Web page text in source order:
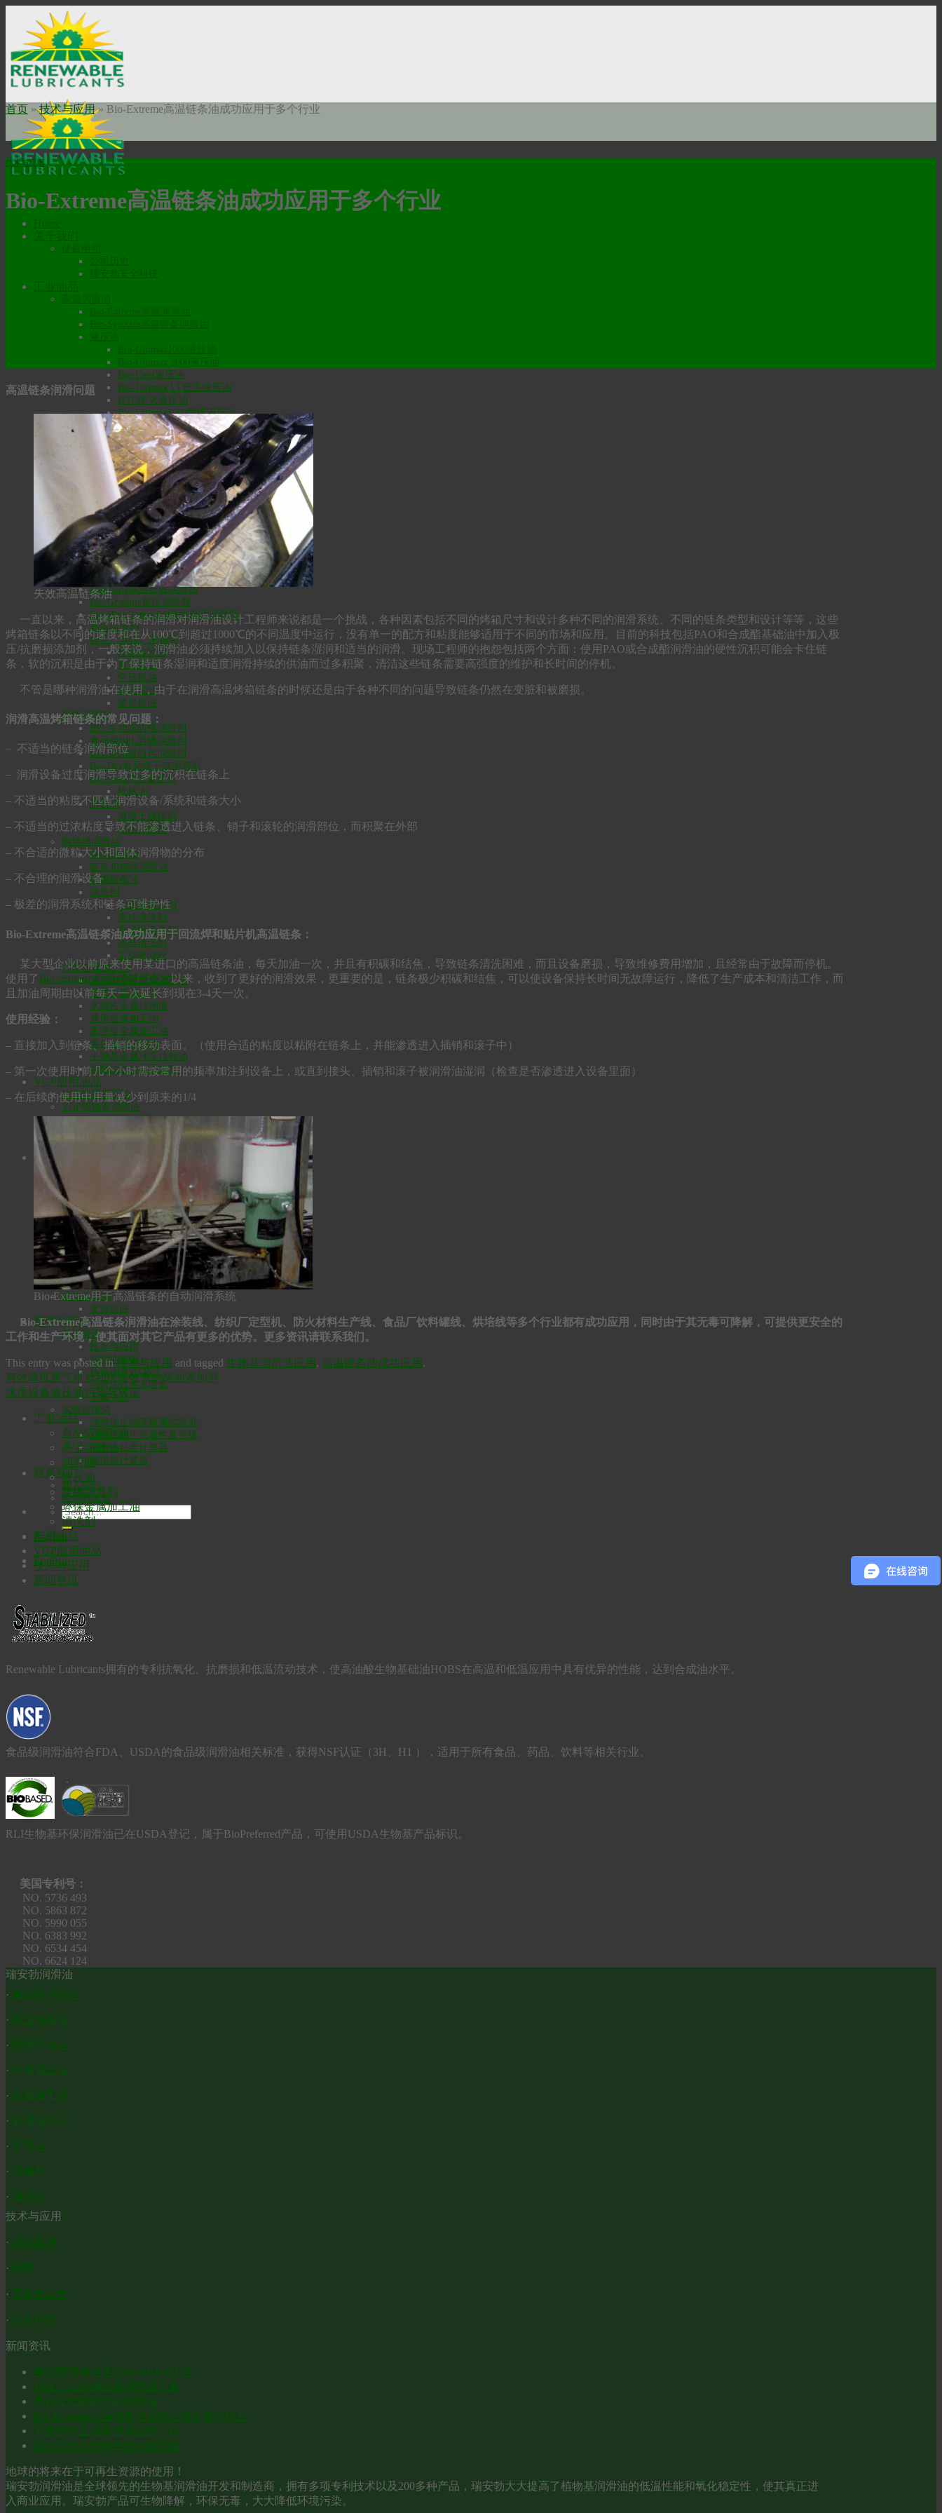
content
Bio-Fleet液压油
Bio-Ultimax LT低温液压油
HVO防火液压油
Bio-Ultimax1500绝缘液压油
Bio-SynXtra传动液压油
食品级润滑油
食品级齿轮油
食品级液压油
食品级通用润滑油
食品级脱模剂
食品级空压机/冷冻机油
食品级气动工具油
食品级零件清洗剂
食品级铝切削油
食品级金属冲压拉伸油
润滑脂
食品级润滑脂
MaxxLife高温长效润滑脂
Bio-Graphite极压润滑脂
Bio-High Temp 180高温极压润滑脂
高温防卡剂
齿轮、导轨、主轴油
环保齿轮油
真空泵油
空压机油
涡轮机油
凿岩机油
防锈润滑剂
BPL多功能防锈润滑剂
食品级BPL防锈润滑剂
BPL食品级白色润滑剂
Bio-Dry食品级干膜润滑剂
Bio-Blast快速渗透剂
枪械油
防锈剂
混凝土脱模剂
粉尘抑制剂
钢丝绳润滑油
钢缆润滑脂
链条和钢缆润滑油
链锯链条油
清洗剂
大豆橙清洗剂
零件清洗剂
食品级清洗剂
水基清洗剂
工业吸油粉
环保金属加工油
通用水溶性金属加工液
重载金属加工液
水溶性金属拉伸液
通用金属加工油
高强度金属加工油
雾化极压切削油
生物基金属冲压拉伸油
切削油防粘附添加剂
VGP船用油品
VGP船用液压油
VGP艉轴管润滑油
VGP钢丝绳润滑油/脂
VGP环保齿轮油
车用油品
Bio-Plus汽油添加剂
Bio-Power柴油添加剂
冬季柴油添加剂
船舶和工业燃油调节剂
高性能机油
Bio-SynXtra SHP机油
Bio-SynXtra重载机油
Bio-SynXtra传动液压油
两冲程发动机油
机油改善剂
变速箱油
新闻与应用
新闻资讯
技术与应用
润滑油知识
环保润滑油Q&A
润滑油技术术语表
下载中心
实验室信息
润滑油生物降解测试标准
润滑油的生态毒性及分级
润滑油粘度计算器
碳排放计算器
联系我们
加入我们
经销商加盟
English
English
首页 »技术与应用» Bio-Extreme高温链条油成功应用于多个行业
技术与应用
Bio-Extreme高温链条油成功应用于多个行业
高温链条润滑问题
失效高温链条油
一直以来，高温烤箱链条的润滑对润滑油设计工程师来说都是一个挑战，各种因素包括不同的烤箱尺寸和设计多种不同的润滑系统、不同的链条类型和设计等等，这些
烤箱链条以不同的速度和在从100℃到超过1000℃的不同温度中运行，没有单一的配方和粘度能够适用于不同的市场和应用。目前的科技包括PAO和合成酯基础油中加入极
压/抗磨损添加剂，一般来说，润滑油必须持续加入以保持链条湿润和适当的润滑。现场工程师的抱怨包括两个方面：使用PAO或合成酯润滑油的硬性沉积可能会卡住链
条，软的沉积是由于为了保持链条湿润和适度润滑持续的供油而过多积聚，清洁这些链条需要高强度的维护和长时间的停机。
不管是哪种润滑油在使用，由于在润滑高温烤箱链条的时候还是由于各种不同的问题导致链条仍然在变脏和被磨损。
润滑高温烤箱链条的常见问题：
– 不适当的链条润滑部位
– 润滑设备过度润滑导致过多的沉积在链条上
– 不适当的粘度不匹配润滑设备/系统和链条大小
– 不适当的过浓粘度导致不能渗透进入链条、销子和滚轮的润滑部位，而积聚在外部
– 不合适的微粒大小和固体润滑物的分布
– 不合理的润滑设备
– 极差的润滑系统和链条可维护性
Bio-Extreme高温链条油成功应用于回流焊和贴片机高温链条：
某大型企业以前原来使用某进口的高温链条油，每天加油一次，并且有积碳和结焦，导致链条清洗困难，而且设备磨损，导致维修费用增加，且经常由于故障而停机。
使用了 Bio-extreme高温烤箱链条油以来，收到了更好的润滑效果，更重要的是，链条极少积碳和结焦，可以使设备保持长时间无故障运行，降低了生产成本和清洁工作，而
且加油周期由以前每天一次延长到现在3-4天一次。
使用经验：
– 直接加入到链条、插销的移动表面。（使用合适的粘度以粘附在链条上，并能渗透进入插销和滚子中）
– 第一次使用时前几个小时需按常用的频率加注到设备上，或直到接头、插销和滚子被润滑油湿润（检查是否渗透进入设备里面）
– 在后续的使用中用量减少到原来的1/4
Bio-Extreme用于高温链条的自动润滑系统
Bio-Extreme高温链条润滑油在涂装线、纺织厂定型机、防火材料生产线、食品厂饮料罐线、烘培线等多个行业都有成功应用，同时由于其无毒可降解，可提供更安全的
工作和生产环境，使其面对其它产品有更多的优势。更多资讯请联系我们。
This entry was posted in技术与应用 and tagged 生物基润滑油应用 , 高温链条油成功应用 .
有效降低废气排放和提高效率的柴油添加剂
水库设备液压油污染与对策
工业油品
食品级润滑油
高温润滑油
润滑脂
液压油
防锈润滑剂
环保金属加工油
清洗剂
车用油品
VGP船用油品
技术与应用
新闻资讯
Renewable Lubricants拥有的专利抗氧化、抗磨损和低温流动技术，使高油酸生物基础油HOBS在高温和低温应用中具有优异的性能，达到合成油水平。
食品级润滑油符合FDA、USDA的食品级润滑油相关标准，获得NSF认证（3H、H1 ），适用于所有食品、药品、饮料等相关行业。
RLI生物基环保润滑油已在USDA登记，属于BioPreferred产品，可使用USDA生物基产品标识。
美国专利号：
NO. 5736 493
NO. 5863 872
NO. 5990 055
NO. 6383 992
NO. 6534 454
NO. 6624 124
瑞安勃润滑油
· 食品级润滑油
· 高温链条油
· 防锈润滑油
· 环保液压油
· 金属加工液
· 船用油/VGP
· 车用油
· 添加剂
· 清洗剂
技术与应用
· 成功案例
· 新闻
· 实验室信息
· 安全科技
新闻资讯
食品级润滑油通过KOSHER认证
环保无毒的钢丝绳润滑油方案
高粘度指数的节能润滑油
Bio-Extreme高温链条油成功应用于多个行业
不是所有生物基润滑油都一样
我们为什么选择生物基润滑油
地球的将来在于可再生资源的使用！
瑞安勃润滑油是全球领先的生物基润滑油开发和制造商，拥有多项专利技术以及200多种产品，瑞安勃大大提高了植物基润滑油的低温性能和氧化稳定性，使其真正进
入商业应用。瑞安勃产品可生物降解，环保无毒，大大降低环境污染。